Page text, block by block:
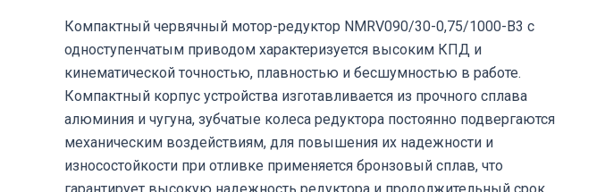
Компактный червячный мотор-редуктор NMRV090/30-0,75/1000-B3 с
одноступенчатым приводом характеризуется высоким КПД и
кинематической точностью, плавностью и бесшумностью в работе.
Компактный корпус устройства изготавливается из прочного сплава
алюминия и чугуна, зубчатые колеса редуктора постоянно подвергаются
механическим воздействиям, для повышения их надежности и
износостойкости при отливке применяется бронзовый сплав, что